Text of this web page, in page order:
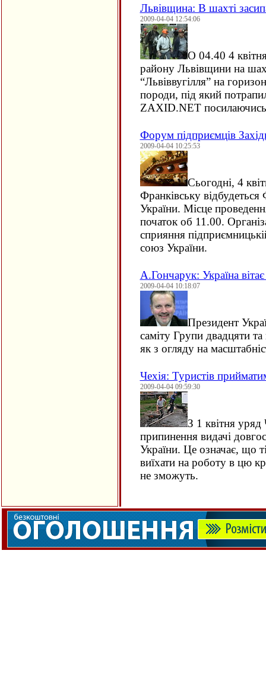
Львівщина: В шахті
2009-04-04 12:54:06
О 04.40 4
району Львівщини на
“Львіввугілля” на
породи, під який
ZAXID.NET
Форум підприємців
2009-04-04 10:25:53
Сьогодні, 4
Франківську
України. Місце
початок об 11.00.
сприяння
союз України.
А.Гончарук: Україна
2009-04-04 10:18:07
Президент
саміту Групи двадцяти та
як з огляду на
Чехія: Туристів
2009-04-04 09:59:30
З 1 квітня уряд
припинення видачі
України. Це означає, що
виїхати на роботу в цю
не зможуть.